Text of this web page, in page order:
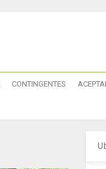
CONTINGENTES